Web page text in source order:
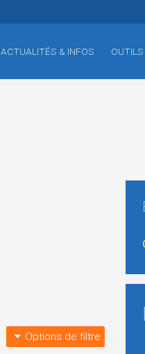
ACTUALITÉS & INFOS
Options de filtre